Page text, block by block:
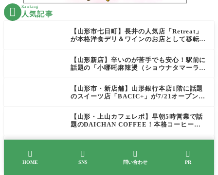
 Ranking
人気記事
【山形市七日町】長井の人気店「Retreat」
が本格洋食デリ＆ワインのお店として移転オ
【山形新店】辛いのが苦手でも安心！駅前に
話題の「小哪吒麻辣燙（ショウナタマーラー
【山形市・新店舗】山形銀行本店1階に話題
のスイーツ店「BACIC+」が7/21オープン！
【山形・上山カフェレポ】早朝5時営業で話
題のDAICHAN COFFEE！本格コーヒーを
前後のマルシェやイベント

HOME

SNS

問い合わせ

PR